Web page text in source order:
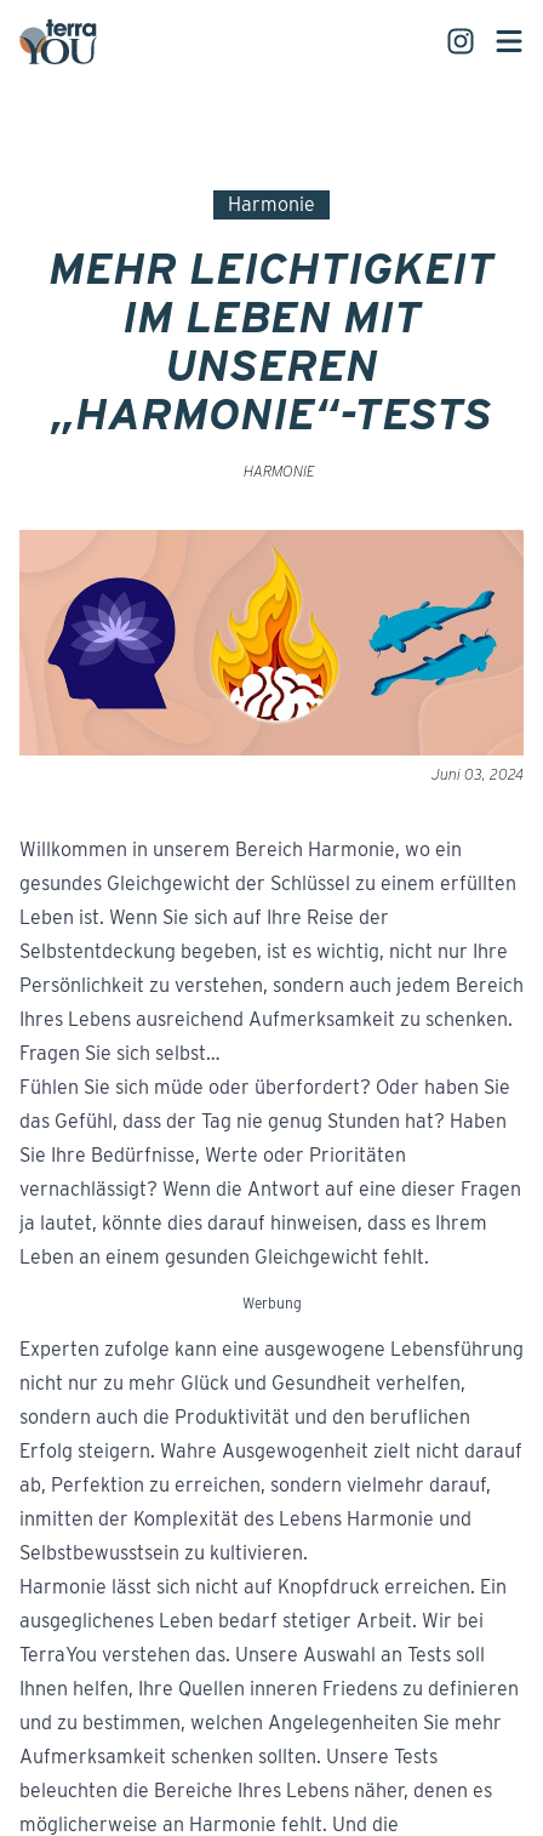
Harmonie
MEHR LEICHTIGKEIT
IM LEBEN MIT
UNSEREN
„HARMONIE“-TESTS
HARMONIE
Juni 03, 2024
Willkommen in unserem Bereich Harmonie, wo ein
gesundes Gleichgewicht der Schlüssel zu einem erfüllten
Leben ist. Wenn Sie sich auf Ihre Reise der
Selbstentdeckung begeben, ist es wichtig, nicht nur Ihre
Persönlichkeit zu verstehen, sondern auch jedem Bereich
Ihres Lebens ausreichend Aufmerksamkeit zu schenken.
Fragen Sie sich selbst…
Fühlen Sie sich müde oder überfordert? Oder haben Sie
das Gefühl, dass der Tag nie genug Stunden hat? Haben
Sie Ihre Bedürfnisse, Werte oder Prioritäten
vernachlässigt? Wenn die Antwort auf eine dieser Fragen
ja lautet, könnte dies darauf hinweisen, dass es Ihrem
Leben an einem gesunden Gleichgewicht fehlt.
Werbung
Experten zufolge kann eine ausgewogene Lebensführung
nicht nur zu mehr Glück und Gesundheit verhelfen,
sondern auch die Produktivität und den beruflichen
Erfolg steigern. Wahre Ausgewogenheit zielt nicht darauf
ab, Perfektion zu erreichen, sondern vielmehr darauf,
inmitten der Komplexität des Lebens Harmonie und
Selbstbewusstsein zu kultivieren.
Harmonie lässt sich nicht auf Knopfdruck erreichen. Ein
ausgeglichenes Leben bedarf stetiger Arbeit. Wir bei
TerraYou verstehen das. Unsere Auswahl an Tests soll
Ihnen helfen, Ihre Quellen inneren Friedens zu definieren
und zu bestimmen, welchen Angelegenheiten Sie mehr
Aufmerksamkeit schenken sollten. Unsere Tests
beleuchten die Bereiche Ihres Lebens näher, denen es
möglicherweise an Harmonie fehlt. Und die